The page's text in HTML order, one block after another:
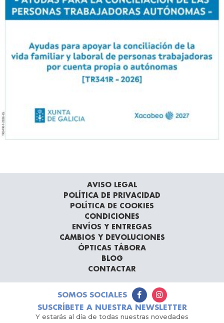
AVISO LEGAL
POLÍTICA DE PRIVACIDAD
POLÍTICA DE COOKIES
CONDICIONES
ENVÍOS Y ENTREGAS
CAMBIOS Y DEVOLUCIONES
ÓPTICAS TÁBORA
BLOG
CONTACTAR
SOMOS SOCIALES
SUSCRÍBETE A NUESTRA NEWSLETTER
Y estarás al día de todas nuestras novedades